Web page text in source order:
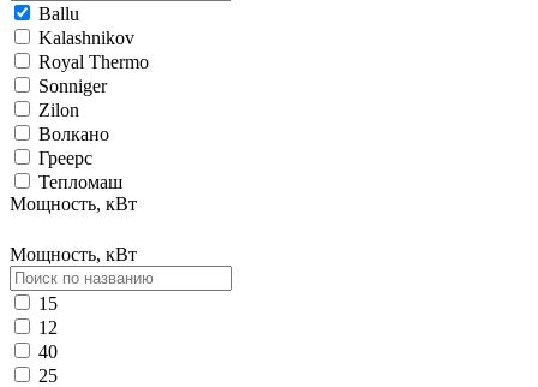
Ballu
Kalashnikov
Royal Thermo
Sonniger
Zilon
Волкано
Греерс
Тепломаш
Мощность, кВт
Мощность, кВт
15
12
40
25